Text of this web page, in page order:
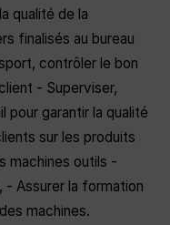
qualité de la
finalisés au bureau
contrôler le bon
- Superviser,
pour garantir la qualité
sur les produits
machines outils -
- Assurer la formation
machines.